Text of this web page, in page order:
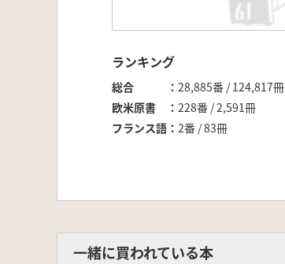
ランキング
総合
28,885番 / 124,817冊
欧米原書
228番 / 2,591冊
フランス語
2番 / 83冊
一緒に買われている本